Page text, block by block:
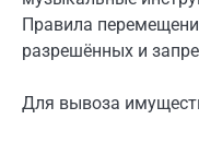
Правила
разрешённых и
Для вывоза